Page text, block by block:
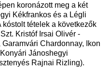
koronázott meg a két
Kékfrankos és a Légli
tételek a következők
Kristóf Irsai Olivér -
Chardonnay, Ikon
Jánoshegyi
Rajnai Rizling).